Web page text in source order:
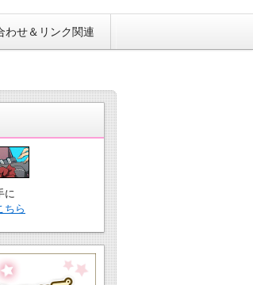
わせ＆リンク関連
に
ちら